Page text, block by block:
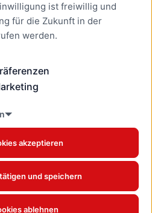
ist freiwillig und
für die Zukunft in der
werden.
akzeptieren
und speichern
ablehnen